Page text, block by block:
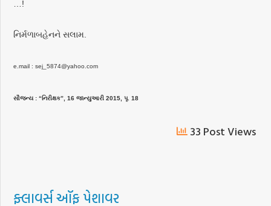
…!
નિર્મળાબહેનને સલામ.
e.mail : sej_5874@yahoo.com
સૌજન્ય : “નિરીક્ષક”, 16 જાન્યુઆરી 2015, પૃ. 18
33 Post Views
ફ્લાવર્સ ઑફ પેશાવર